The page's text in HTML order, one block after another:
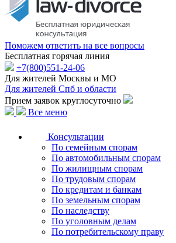
Поможем ответить на все вопросы
Бесплатная горячая линия
+7(800)551-24-06
Для жителей Москвы и МО
Для жителей Спб и области
Прием заявок круглосуточно
Все меню
Консультации
По семейным спорам
По автомобильным спорам
По жилищным спорам
По трудовым спорам
По кредитам и банкам
По земельным спорам
По наследству
По уголовным делам
По потребительскому праву